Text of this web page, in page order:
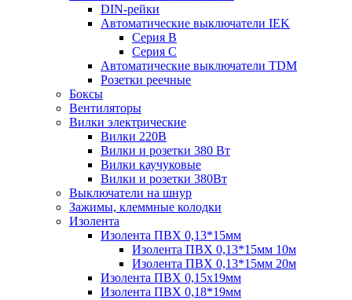
DIN-рейки
Автоматические выключатели IEK
Серия B
Серия С
Автоматические выключатели TDM
Розетки реечные
Боксы
Вентиляторы
Вилки электрические
Вилки 220В
Вилки и розетки 380 Вт
Вилки каучуковые
Вилки и розетки 380Вт
Выключатели на шнур
Зажимы, клеммные колодки
Изолента
Изолента ПВХ 0,13*15мм
Изолента ПВХ 0,13*15мм 10м
Изолента ПВХ 0,13*15мм 20м
Изолента ПВХ 0,15х19мм
Изолента ПВХ 0,18*19мм